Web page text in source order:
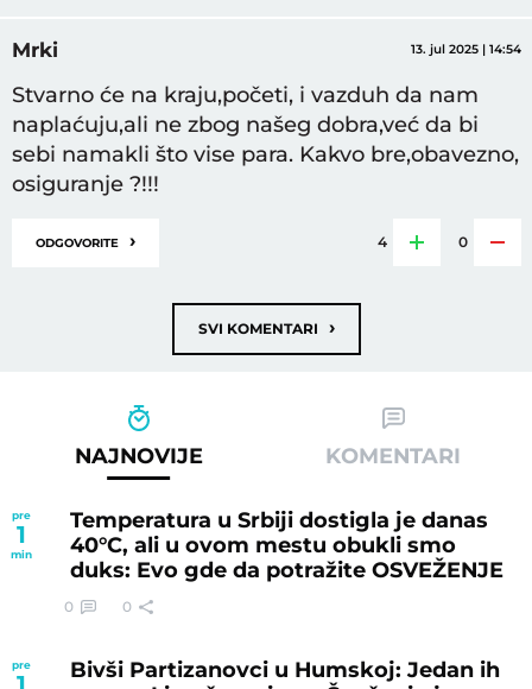
Mrki 13. jul 2025 | 14:54
Stvarno će na kraju,početi, i vazduh da nam
naplaćuju,ali ne zbog našeg dobra,već da bi
sebi namakli što vise para. Kakvo bre,obavezno,
osiguranje ?!!!
ODGOVORITE › 4 0
SVI KOMENTARI ›
NAJNOVIJE KOMENTARI
pre
1
min
Temperatura u Srbiji dostigla je danas
40°C, ali u ovom mestu obukli smo
duks: Evo gde da potražite OSVEŽENJE
0 0
pre
Bivši Partizanovci u Humskoj: Jedan ih